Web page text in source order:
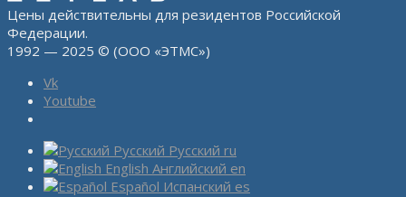
Цены действительны для резидентов Российской
Федерации.
1992 — 2025 © (ООО «ЭТМС»)
Vk
Youtube
Русский Русский ru
English Английский en
Español Испанский es